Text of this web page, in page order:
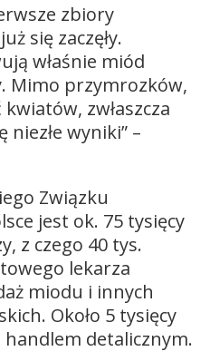
zbiory
się zaczęły.
właśnie miód
Mimo przymrozków,
zwłaszcza
niezłe wyniki” –
Związku
jest ok. 75 tysięcy
z czego 40 tys.
lekarza
miodu i innych
Około 5 tysięcy
detalicznym.